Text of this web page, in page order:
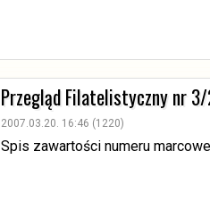
Przegląd Filatelistyczny nr
2007.03.20. 16:46 (1220)
Spis zawartości numeru